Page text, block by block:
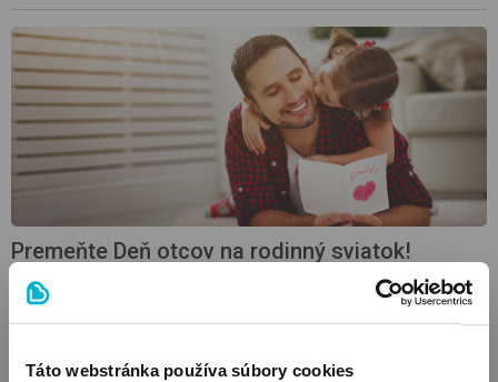
Táto webstránka používa súbory cookies
Premeňte Deň otcov na rodinný sviatok!
Čo znamená puto bábätka a otca a o čom je Deň otcov? Ako